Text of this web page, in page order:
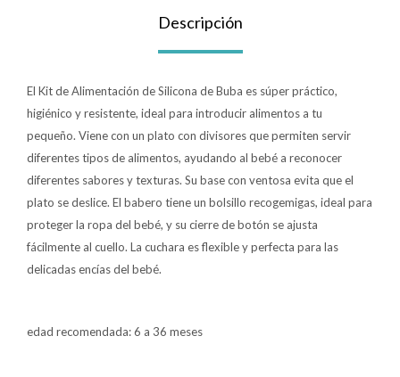
Descripción
El Kit de Alimentación de Silicona de Buba es súper práctico,
higiénico y resistente, ideal para introducir alimentos a tu
pequeño. Viene con un plato con divisores que permiten servir
diferentes tipos de alimentos, ayudando al bebé a reconocer
diferentes sabores y texturas. Su base con ventosa evita que el
plato se deslice. El babero tiene un bolsillo recogemigas, ideal para
proteger la ropa del bebé, y su cierre de botón se ajusta
fácilmente al cuello. La cuchara es flexible y perfecta para las
delicadas encías del bebé.
edad recomendada: 6 a 36 meses
Vestimenta
Gift cards
Nuevos
Sale
Contacto